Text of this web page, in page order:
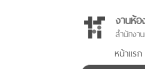
งานห้
สำนักงา
หน้าแร